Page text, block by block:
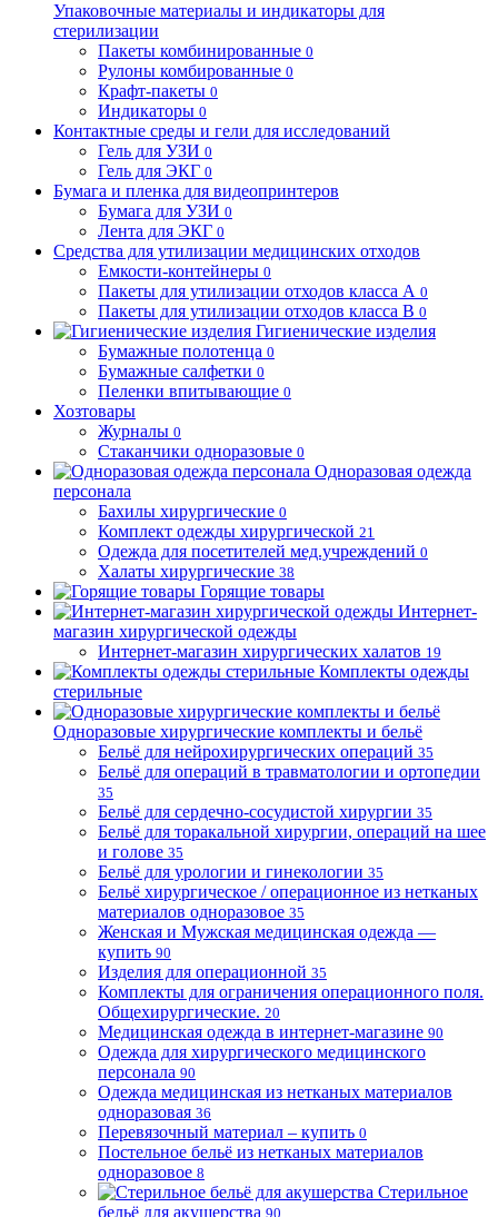
Упаковочные материалы и индикаторы для
стерилизации
Пакеты комбинированные 0
Рулоны комбированные 0
Крафт-пакеты 0
Индикаторы 0
Контактные среды и гели для исследований
Гель для УЗИ 0
Гель для ЭКГ 0
Бумага и пленка для видеопринтеров
Бумага для УЗИ 0
Лента для ЭКГ 0
Средства для утилизации медицинских отходов
Емкости-контейнеры 0
Пакеты для утилизации отходов класса А 0
Пакеты для утилизации отходов класса В 0
Гигиенические изделия
Бумажные полотенца 0
Бумажные салфетки 0
Пеленки впитывающие 0
Хозтовары
Журналы 0
Стаканчики одноразовые 0
Одноразовая одежда
персонала
Бахилы хирургические 0
Комплект одежды хирургической 21
Одежда для посетителей мед.учреждений 0
Халаты хирургические 38
Горящие товары
Интернет-
магазин хирургической одежды
Интернет-магазин хирургических халатов 19
Комплекты одежды
стерильные
Одноразовые хирургические комплекты и бельё
Бельё для нейрохирургических операций 35
Бельё для операций в травматологии и ортопедии
35
Бельё для сердечно-сосудистой хирургии 35
Бельё для торакальной хирургии, операций на шее
и голове 35
Бельё для урологии и гинекологии 35
Бельё хирургическое / операционное из нетканых
материалов одноразовое 35
Женская и Мужская медицинская одежда —
купить 90
Изделия для операционной 35
Комплекты для ограничения операционного поля.
Общехирургические. 20
Медицинская одежда в интернет-магазине 90
Одежда для хирургического медицинского
персонала 90
Одежда медицинская из нетканых материалов
одноразовая 36
Перевязочный материал – купить 0
Постельное бельё из нетканых материалов
одноразовое 8
Стерильное
бельё для акушерства 90